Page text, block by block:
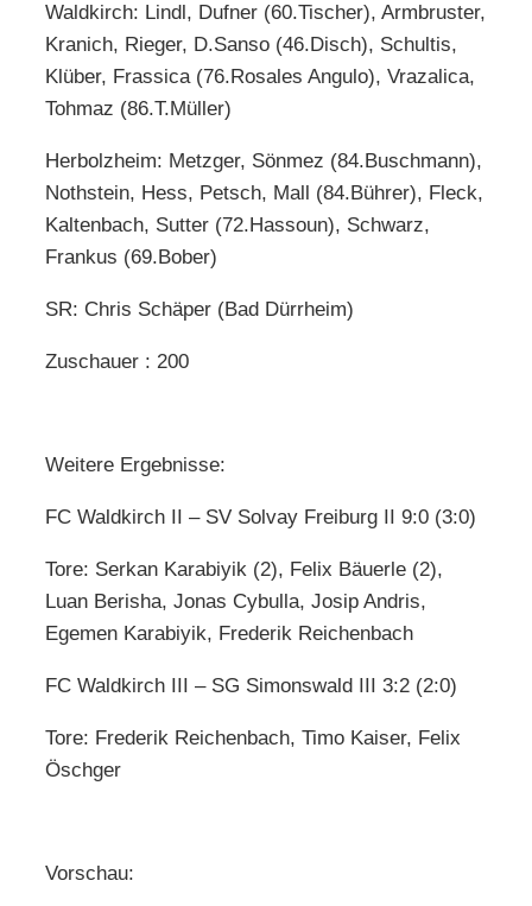
Waldkirch: Lindl, Dufner (60.Tischer), Armbruster,
Kranich, Rieger, D.Sanso (46.Disch), Schultis,
Klüber, Frassica (76.Rosales Angulo), Vrazalica,
Tohmaz (86.T.Müller)
Herbolzheim: Metzger, Sönmez (84.Buschmann),
Nothstein, Hess, Petsch, Mall (84.Bührer), Fleck,
Kaltenbach, Sutter (72.Hassoun), Schwarz,
Frankus (69.Bober)
SR: Chris Schäper (Bad Dürrheim)
Zuschauer : 200
Weitere Ergebnisse:
FC Waldkirch II – SV Solvay Freiburg II 9:0 (3:0)
Tore: Serkan Karabiyik (2), Felix Bäuerle (2),
Luan Berisha, Jonas Cybulla, Josip Andris,
Egemen Karabiyik, Frederik Reichenbach
FC Waldkirch III – SG Simonswald III 3:2 (2:0)
Tore: Frederik Reichenbach, Timo Kaiser, Felix
Öschger
Vorschau: